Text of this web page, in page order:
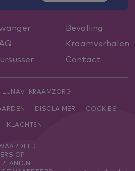
Bevalling
Kraamverhalen
Contact
KRAAMZORG
DISCLAIMER
COOKIES
KLACHTEN